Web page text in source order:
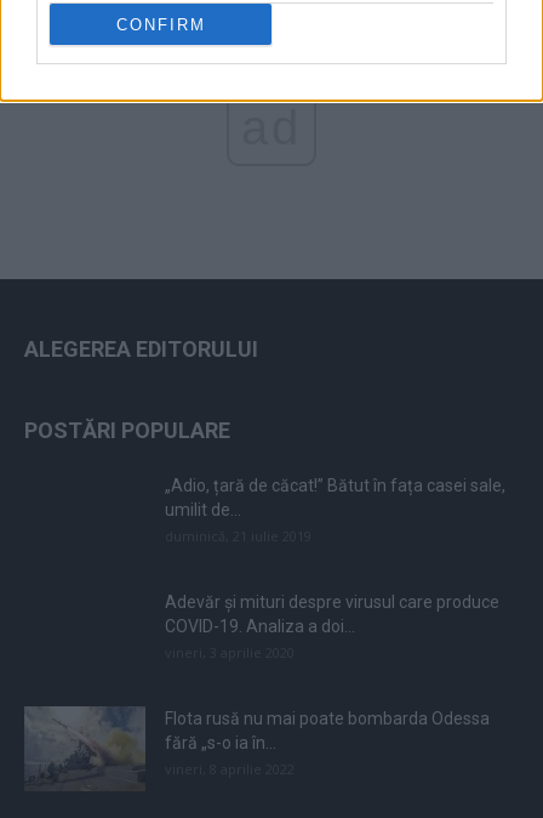
CONFIRM
ALEGEREA EDITORULUI
POSTĂRI POPULARE
„Adio, țară de căcat!” Bătut în fața casei sale,
umilit de...
Adevăr și mituri despre virusul care produce
COVID-19. Analiza a doi...
Flota rusă nu mai poate bombarda Odessa
fără „s-o ia în...